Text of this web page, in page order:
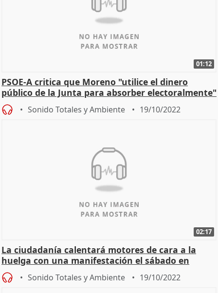
01:12
PSOE-A critica que Moreno "utilice el dinero
público de la Junta para absorber electoralmente"
a Cs
Sonido Totales y Ambiente 19/10/2022
02:17
La ciudadanía calentará motores de cara a la
huelga con una manifestación el sábado en
Madrid por la
Sonido Totales y Ambiente 19/10/2022